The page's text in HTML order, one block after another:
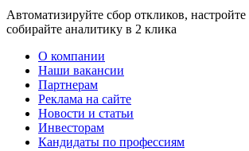
Автоматизируйте сбор откликов, настройте
собирайте аналитику в 2 клика
О компании
Наши вакансии
Партнерам
Реклама на сайте
Новости и статьи
Инвесторам
Кандидаты по профессиям